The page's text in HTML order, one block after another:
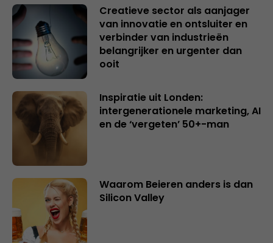
Creatieve sector als aanjager
van innovatie en ontsluiter en
verbinder van industrieën
belangrijker en urgenter dan
ooit
Inspiratie uit Londen:
intergenerationele marketing, AI
en de ‘vergeten’ 50+-man
Waarom Beieren anders is dan
Silicon Valley